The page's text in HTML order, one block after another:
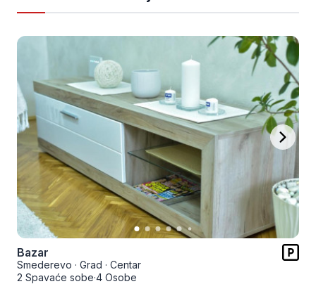
Bazar
Smederevo · Grad · Centar
2 Spavaće sobe·4 Osobe